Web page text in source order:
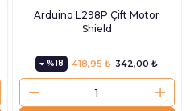
Arduino L298P Çift Motor
Shield
%18 342,00 ₺
418,95 ₺